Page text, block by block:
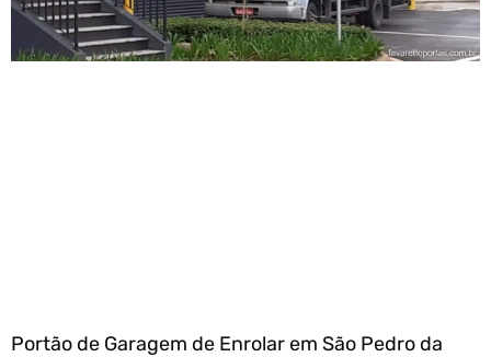
Portão de Garagem de Enrolar em São Pedro da